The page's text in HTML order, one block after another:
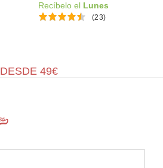
Recíbelo el Lunes
(23)
DESDE 49€